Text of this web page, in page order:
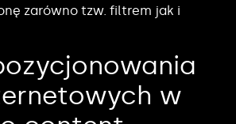
zarówno tzw. filtrem jak i
w